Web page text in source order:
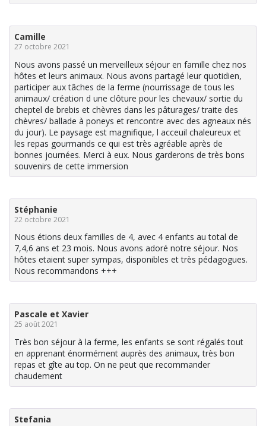
Camille
27 octobre 2021
Nous avons passé un merveilleux séjour en famille chez nos
hôtes et leurs animaux. Nous avons partagé leur quotidien,
participer aux tâches de la ferme (nourrissage de tous les
animaux/ création d une clôture pour les chevaux/ sortie du
cheptel de brebis et chèvres dans les pâturages/ traite des
chèvres/ ballade à poneys et rencontre avec des agneaux nés
du jour). Le paysage est magnifique, l acceuil chaleureux et
les repas gourmands ce qui est très agréable après de
bonnes journées. Merci à eux. Nous garderons de très bons
souvenirs de cette immersion
Stéphanie
22 octobre 2021
Nous étions deux familles de 4, avec 4 enfants au total de
7,4,6 ans et 23 mois. Nous avons adoré notre séjour. Nos
hôtes etaient super sympas, disponibles et très pédagogues.
Nous recommandons +++
Pascale et Xavier
25 août 2021
Très bon séjour à la ferme, les enfants se sont régalés tout
en apprenant énormément auprès des animaux, très bon
repas et gîte au top. On ne peut que recommander
chaudement
Stefania